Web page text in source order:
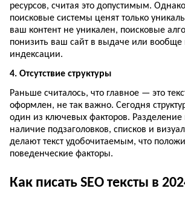
ресурсов, считая это допустимым.
поисковые системы ценят только
ваш контент не уникален, поисковые
понизить ваш сайт в выдаче или вообще
индексации.
4. Отсутствие структуры
Раньше считалось, что главное — это
оформлен, не так важно. Сегодня
один из ключевых факторов.
наличие подзаголовков, списков и
делают текст удобочитаемым, что
поведенческие факторы.
Как писать SEO тексты в